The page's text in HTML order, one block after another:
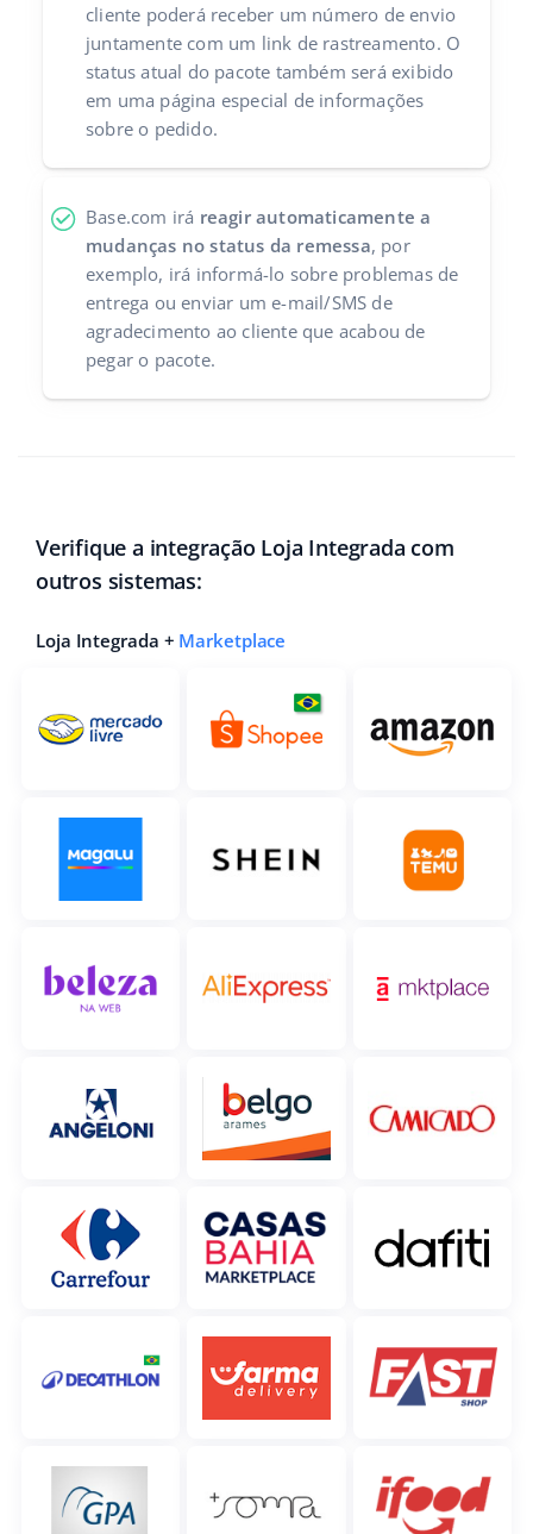
cliente poderá receber um número de envio
juntamente com um link de rastreamento. O
status atual do pacote também será exibido
em uma página especial de informações
sobre o pedido.
Base.com irá reagir automaticamente a
mudanças no status da remessa, por
exemplo, irá informá-lo sobre problemas de
entrega ou enviar um e-mail/SMS de
agradecimento ao cliente que acabou de
pegar o pacote.
Verifique a integração Loja Integrada com
outros sistemas:
Loja Integrada + Marketplace